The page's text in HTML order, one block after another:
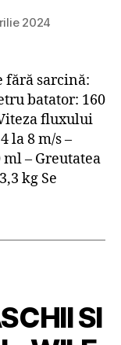
2024
fără sarcină:
batator: 160
fluxului
la 8 m/s –
– Greutatea
kg Se
SI